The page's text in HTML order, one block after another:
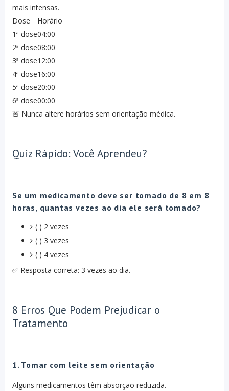
mais intensas.
Dose
Horário
1ª dose04:00
2ª dose08:00
3ª dose12:00
4ª dose16:00
5ª dose20:00
6ª dose00:00
🚨 Nunca altere horários sem orientação médica.
Quiz Rápido: Você Aprendeu?
Se um medicamento deve ser tomado de 8 em 8
horas, quantas vezes ao dia ele será tomado?
( ) 2 vezes
( ) 3 vezes
( ) 4 vezes
✅ Resposta correta: 3 vezes ao dia.
8 Erros Que Podem Prejudicar o
Tratamento
1. Tomar com leite sem orientação
Alguns medicamentos têm absorção reduzida.